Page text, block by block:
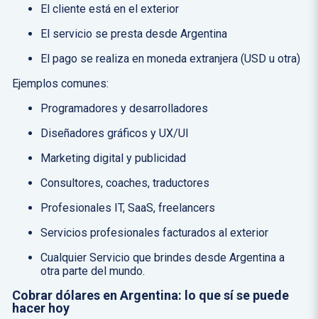
El cliente está en el exterior
El servicio se presta desde Argentina
El pago se realiza en moneda extranjera (USD u otra)
Ejemplos comunes:
Programadores y desarrolladores
Diseñadores gráficos y UX/UI
Marketing digital y publicidad
Consultores, coaches, traductores
Profesionales IT, SaaS, freelancers
Servicios profesionales facturados al exterior
Cualquier Servicio que brindes desde Argentina a
otra parte del mundo.
Cobrar dólares en Argentina: lo quesí se puede
hacer hoy